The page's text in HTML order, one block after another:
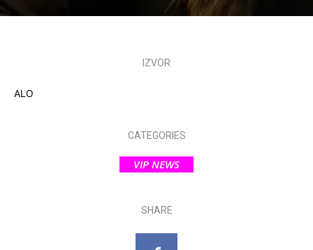
IZVOR
ALO
CATEGORIES
VIP NEWS
SHARE